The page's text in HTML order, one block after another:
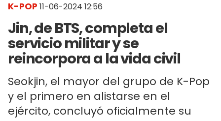
K-POP 11-06-2024 12:56
Jin, de BTS, completa el
servicio militar y se
reincorpora a la vida civil
Seokjin, el mayor del grupo de K-Pop
y el primero en alistarse en el
ejército, concluyó oficialmente su